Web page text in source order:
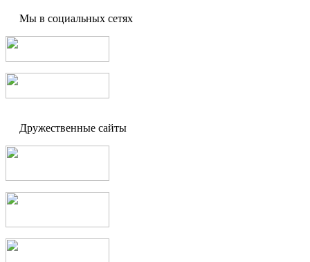
Мы в социальных сетях
Дружественные сайты